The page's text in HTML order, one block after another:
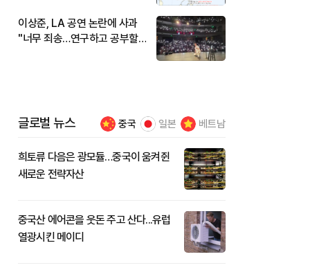
이상준, LA 공연 논란에 사과
"너무 죄송…연구하고 공부할
글로벌 뉴스 중국 일본 베트남
희토류 다음은 광모듈…중국이 움켜쥔
새로운 전략자산
중국산 에어콘을 웃돈 주고 산다...유럽
열광시킨 메이디